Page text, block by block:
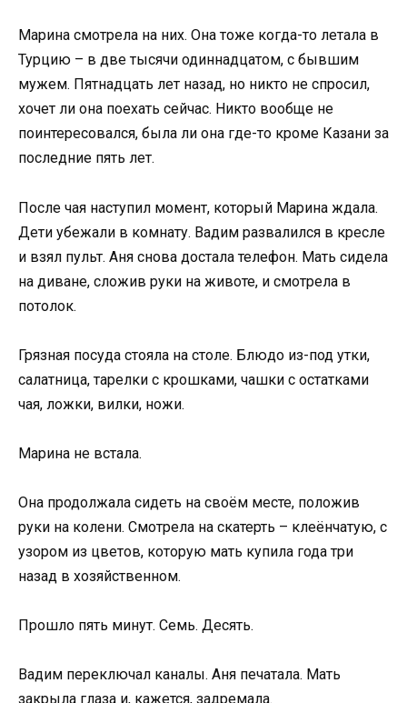
Марина смотрела на них. Она тоже когда-то летала в
Турцию – в две тысячи одиннадцатом, с бывшим
мужем. Пятнадцать лет назад, но никто не спросил,
хочет ли она поехать сейчас. Никто вообще не
поинтересовался, была ли она где-то кроме Казани за
последние пять лет.
После чая наступил момент, который Марина ждала.
Дети убежали в комнату. Вадим развалился в кресле
и взял пульт. Аня снова достала телефон. Мать сидела
на диване, сложив руки на животе, и смотрела в
потолок.
Грязная посуда стояла на столе. Блюдо из-под утки,
салатница, тарелки с крошками, чашки с остатками
чая, ложки, вилки, ножи.
Марина не встала.
Она продолжала сидеть на своём месте, положив
руки на колени. Смотрела на скатерть – клеёнчатую, с
узором из цветов, которую мать купила года три
назад в хозяйственном.
Прошло пять минут. Семь. Десять.
Вадим переключал каналы. Аня печатала. Мать
закрыла глаза и, кажется, задремала.